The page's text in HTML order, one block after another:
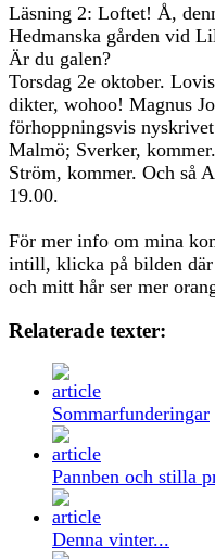
Läsning 2: Loftet! Å,
Hedmanska gården vid
Är du galen?
Torsdag 2e oktober.
dikter, wohoo! Magnus
förhoppningsvis
Malmö; Sverker,
Ström, kommer. Och så
19.00.
För mer info om mina
intill, klicka på bilden där
och mitt hår ser mer
Relaterade texter:
Sommarfunderingar
Pannben och stilla
Denna vinter...